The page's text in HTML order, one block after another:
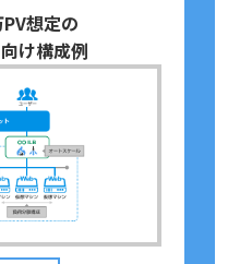
想定の
け構成例